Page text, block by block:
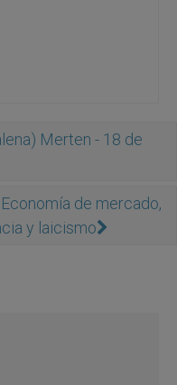
Merten - 18 de
de mercado,
y laicismo